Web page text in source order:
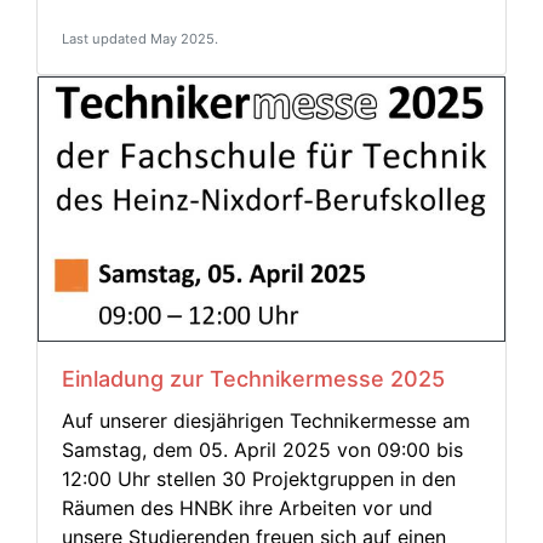
Last updated May 2025.
Einladung zur Technikermesse 2025
Auf unserer diesjährigen Technikermesse am
Samstag, dem 05. April 2025 von 09:00 bis
12:00 Uhr stellen 30 Projektgruppen in den
Räumen des HNBK ihre Arbeiten vor und
unsere Studierenden freuen sich auf einen